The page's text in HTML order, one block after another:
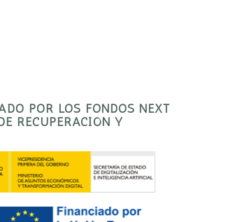
POR LOS FONDOS NEXT
RECUPERACIÓN Y